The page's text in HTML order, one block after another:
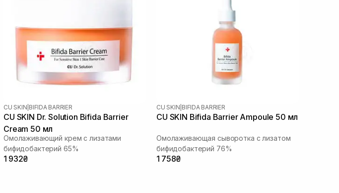
CU SKIN BIFIDA BARRIER
CU SKIN Dr. Solution Bifida Barrier
Cream 50 мл
Омолаживающий крем с лизатами
бифидобактерий 65%
1 932₴
CU SKIN BIFIDA BARRIER
CU SKIN Bifida Barrier Ampoule 50 мл
Омолаживающая сыворотка с лизатом
бифидобактерий 76%
1 758₴